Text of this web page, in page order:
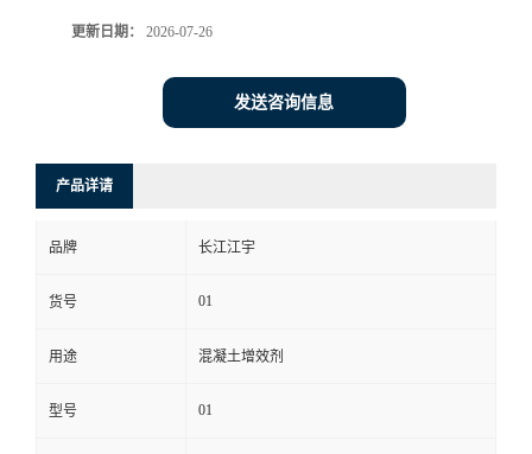
更新日期： 2026-07-26
发送咨询信息
产品详请
品牌 长江江宇
货号 01
用途 混凝土增效剂
型号 01